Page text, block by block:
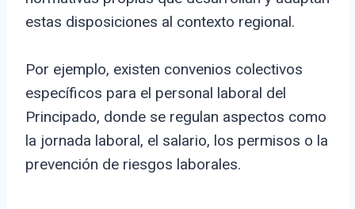
estas disposiciones al contexto regional.
Por ejemplo, existen convenios colectivos
específicos para el personal laboral del
Principado, donde se regulan aspectos como
la jornada laboral, el salario, los permisos o la
prevención de riesgos laborales.